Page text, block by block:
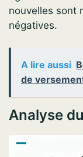
nouvelles sont
négatives.
A lire aussi
de
Analyse